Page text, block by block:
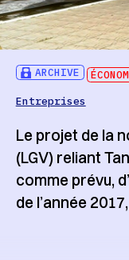
ARCHIVE
Entreprises
Le projet de la
(LGV) reliant
comme prévu,
de l’année